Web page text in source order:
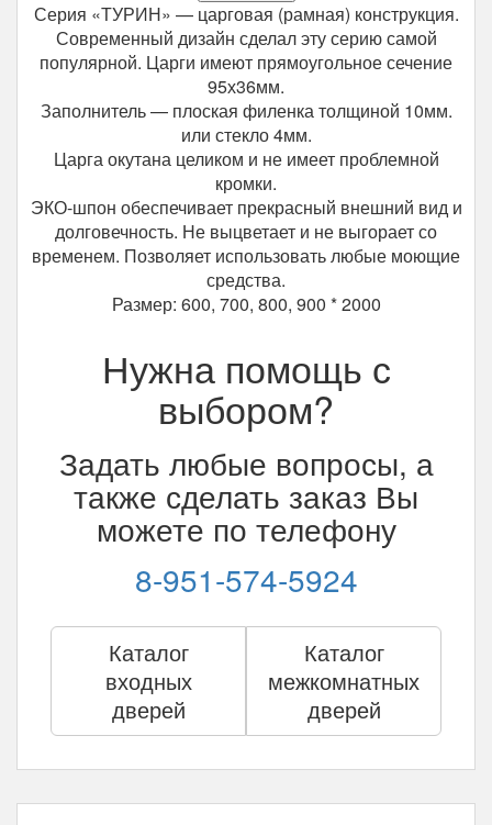
Optima
Porte
Турин
Серия «ТУРИН» — царговая (рамная) конструкция.
Современный дизайн сделал эту серию самой
популярной. Царги имеют прямоугольное сечение
95х36мм.
Заполнитель — плоская филенка толщиной 10мм.
или стекло 4мм.
Царга окутана целиком и не имеет проблемной
кромки.
ЭКО-шпон обеспечивает прекрасный внешний вид и
долговечность. Не выцветает и не выгорает со
временем. Позволяет использовать любые моющие
средства.
Размер: 600, 700, 800, 900 * 2000
Нужна помощь с
выбором?
Задать любые вопросы, а
также сделать заказ Вы
можете по телефону
8-951-574-5924
Каталог
входных
дверей
Каталог
межкомнатных
дверей